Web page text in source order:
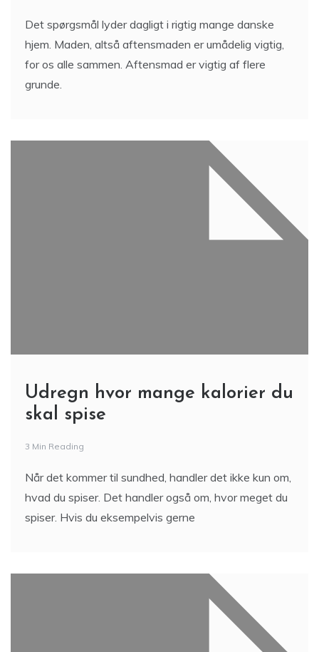
Det spørgsmål lyder dagligt i rigtig mange danske
hjem. Maden, altså aftensmaden er umådelig vigtig,
for os alle sammen. Aftensmad er vigtig af flere
grunde.
Udregn hvor mange kalorier du
skal spise
3 Min Reading
Når det kommer til sundhed, handler det ikke kun om,
hvad du spiser. Det handler også om, hvor meget du
spiser. Hvis du eksempelvis gerne